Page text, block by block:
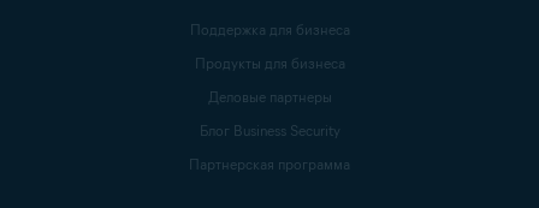
Поддержка для бизнеса
Продукты для бизнеса
Деловые партнеры
Блог Business Security
Партнерская программа